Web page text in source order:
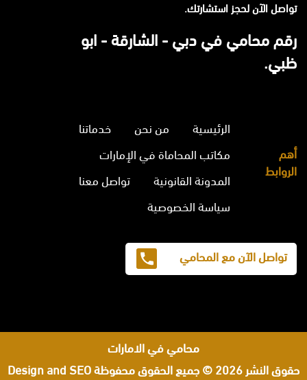
تواصل الآن لحجز استشارتك.
رقم محامي في دبي - الشارقة - ابو
ظبي.
أهم
الروابط
الرئيسية من نحن
خدماتنا
مكاتب المحاماة في الإمارات
المدونة القانونية
تواصل معنا
سياسة الخصوصية
تواصل الآن مع المحامي
محامي في الامارات
حقوق النشر 2026 © جميع الحقوق محفوظة
Design and SEO